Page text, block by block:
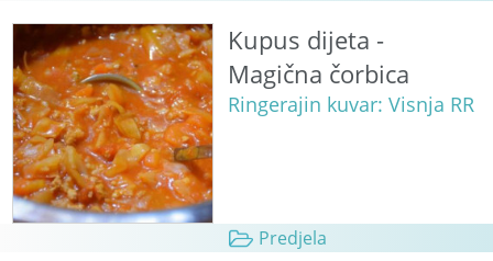
Kupus dijeta -
Magična čorbica
Ringerajin kuvar: Visnja RR
Predjela